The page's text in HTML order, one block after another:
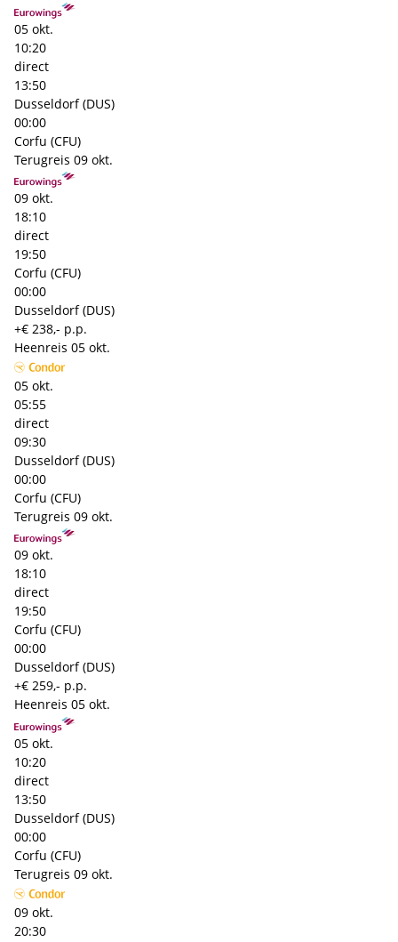
05 okt.
10:20
direct
13:50
Dusseldorf (DUS)
00:00
Corfu (CFU)
Terugreis 09 okt.
09 okt.
18:10
direct
19:50
Corfu (CFU)
00:00
Dusseldorf (DUS)
+€ 238,- p.p.
Heenreis 05 okt.
05 okt.
05:55
direct
09:30
Dusseldorf (DUS)
00:00
Corfu (CFU)
Terugreis 09 okt.
09 okt.
18:10
direct
19:50
Corfu (CFU)
00:00
Dusseldorf (DUS)
+€ 259,- p.p.
Heenreis 05 okt.
05 okt.
10:20
direct
13:50
Dusseldorf (DUS)
00:00
Corfu (CFU)
Terugreis 09 okt.
09 okt.
20:30